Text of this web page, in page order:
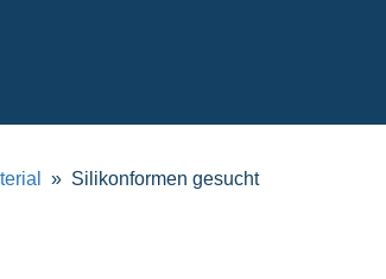
Silikonformen gesucht